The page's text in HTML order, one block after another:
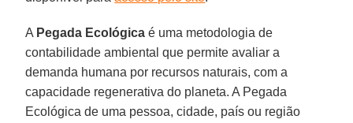
A Pegada Ecológica é uma metodologia de
contabilidade ambiental que permite avaliar a
demanda humana por recursos naturais, com a
capacidade regenerativa do planeta. A Pegada
Ecológica de uma pessoa, cidade, país ou região